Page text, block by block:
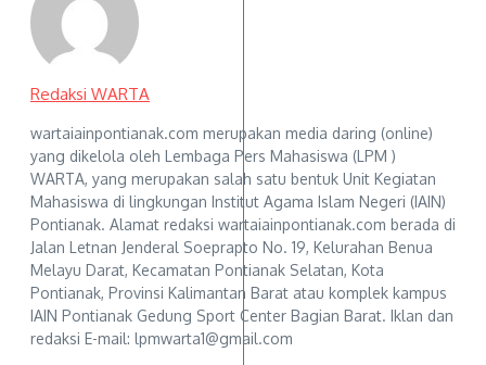
Redaksi WARTA
wartaiainpontianak.com merupakan media daring (online)
yang dikelola oleh Lembaga Pers Mahasiswa (LPM )
WARTA, yang merupakan salah satu bentuk Unit Kegiatan
Mahasiswa di lingkungan Institut Agama Islam Negeri (IAIN)
Pontianak. Alamat redaksi wartaiainpontianak.com berada di
Jalan Letnan Jenderal Soeprapto No. 19, Kelurahan Benua
Melayu Darat, Kecamatan Pontianak Selatan, Kota
Pontianak, Provinsi Kalimantan Barat atau komplek kampus
IAIN Pontianak Gedung Sport Center Bagian Barat. Iklan dan
redaksi E-mail: lpmwarta1@gmail.com